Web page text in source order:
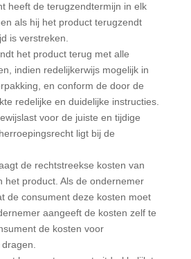
heeft de terugzendtermijn in elk
als hij het product terugzendt
is verstreken.
het product terug met alle
indien redelijkerwijs mogelijk in
en conform de door de
redelijke en duidelijke instructies.
voor de juiste en tijdige
ligt bij de
de rechtstreekse kosten van
het product. Als de ondernemer
de consument deze kosten moet
aangeeft de kosten zelf te
de kosten voor